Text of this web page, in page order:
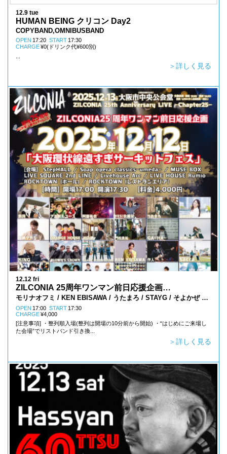
12.9 tue
HUMAN BEING クリコン Day2
COPYBAND,OMNIBUSBAND
OPEN 17:20 START17:30
CHARGE¥0(ドリンク代¥600別)
...
＞詳しく見る
12.12 fri
ZILCONIA 25周年ワンマン前日応援企画
– 大阪環状線遠すぎサーキットフェス-
モリナオフミ / KEN EBISAWA / うたまろ / STAYG / そよかぜ 大
根雄馬（出演順）
OPEN 17:00 START 17:30
CHARGE¥4,000
[注意事項] ・整列順入場(整列は開場の10分前から開始) ・“はじめにご来場し
た会場”でリストバンド引き換...
＞詳しく見る